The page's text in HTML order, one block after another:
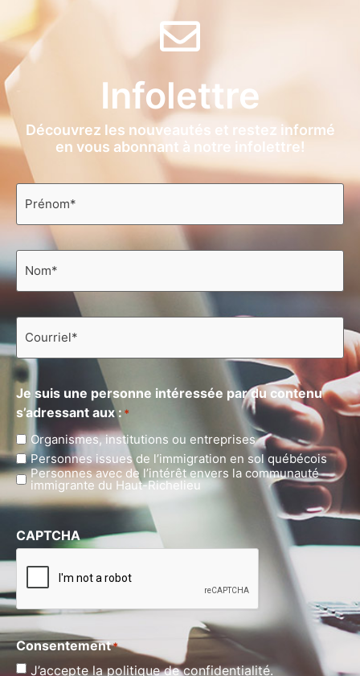
Infolettre
Découvrez les nouveautés et restez informé
en vous abonnant à notre infolettre!
Prénom
Nom
Courriel
Je suis une personne intéressée par du contenu
s’adressant aux : *
Organismes, institutions ou entreprises
Personnes issues de l’immigration en sol québécois
Personnes avec de l’intérêt envers la communauté
immigrante du Haut-Richelieu
CAPTCHA
Consentement*
J’accepte la politique de confidentialité.